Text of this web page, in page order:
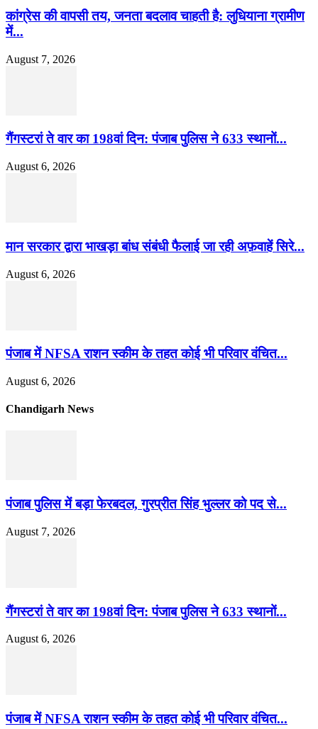
कांग्रेस की वापसी तय, जनता बदलाव चाहती है: लुधियाना ग्रामीण
में...
August 7, 2026
गैंगस्टरां ते वार का 198वां दिन: पंजाब पुलिस ने 633 स्थानों...
August 6, 2026
मान सरकार द्वारा भाखड़ा बांध संबंधी फैलाई जा रही अफ़वाहें सिरे...
August 6, 2026
पंजाब में NFSA राशन स्कीम के तहत कोई भी परिवार वंचित...
August 6, 2026
Chandigarh News
पंजाब पुलिस में बड़ा फेरबदल, गुरप्रीत सिंह भुल्लर को पद से...
August 7, 2026
गैंगस्टरां ते वार का 198वां दिन: पंजाब पुलिस ने 633 स्थानों...
August 6, 2026
पंजाब में NFSA राशन स्कीम के तहत कोई भी परिवार वंचित...